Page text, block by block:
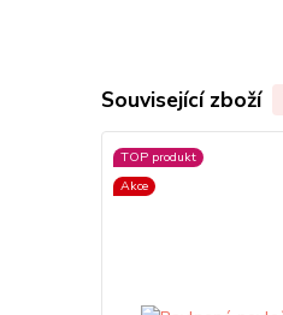
Související zboží
TOP produkt
Akce